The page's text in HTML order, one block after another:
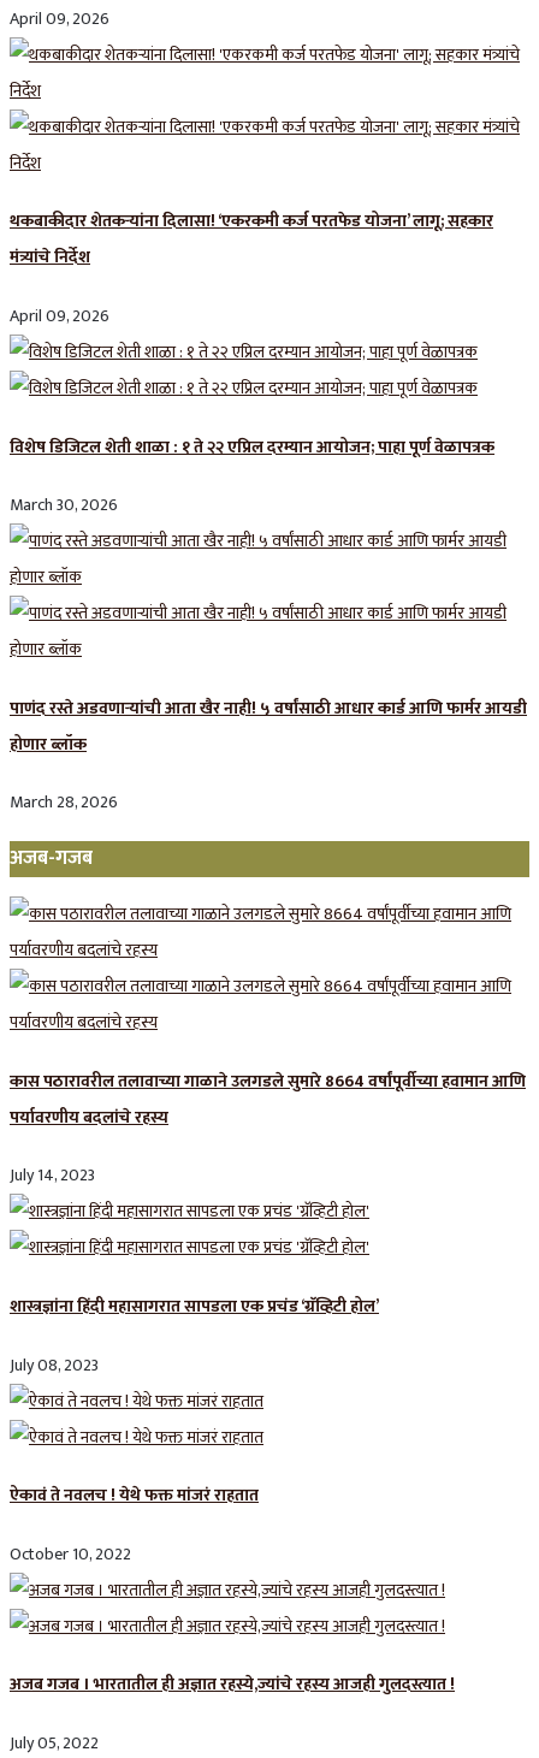
April 09, 2026
थकबाकीदार शेतकऱ्यांना दिलासा! ‘एकरकमी कर्ज परतफेड योजना’ लागू; सहकार
मंत्र्यांचे निर्देश
April 09, 2026
विशेष डिजिटल शेती शाळा : १ ते २२ एप्रिल दरम्यान आयोजन; पाहा पूर्ण वेळापत्रक
March 30, 2026
पाणंद रस्ते अडवणाऱ्यांची आता खैर नाही! ५ वर्षांसाठी आधार कार्ड आणि फार्मर आयडी
होणार ब्लॉक
March 28, 2026
अजब-गजब
कास पठारावरील तलावाच्या गाळाने उलगडले सुमारे 8664 वर्षांपूर्वीच्या हवामान आणि
पर्यावरणीय बदलांचे रहस्य
July 14, 2023
शास्त्रज्ञांना हिंदी महासागरात सापडला एक प्रचंड ‘ग्रॅव्हिटी होल’
July 08, 2023
ऐकावं ते नवलच ! येथे फक्त मांजरं राहतात
October 10, 2022
अजब गजब । भारतातील ही अज्ञात रहस्ये,ज्यांचे रहस्य आजही गुलदस्त्यात !
July 05, 2022